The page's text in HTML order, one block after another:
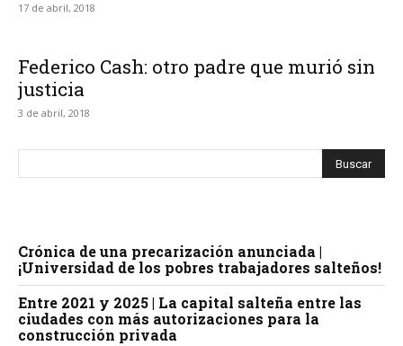
17 de abril, 2018
Federico Cash: otro padre que murió sin
justicia
3 de abril, 2018
Crónica de una precarización anunciada |
¡Universidad de los pobres trabajadores salteños!
Entre 2021 y 2025 | La capital salteña entre las
ciudades con más autorizaciones para la
construcción privada